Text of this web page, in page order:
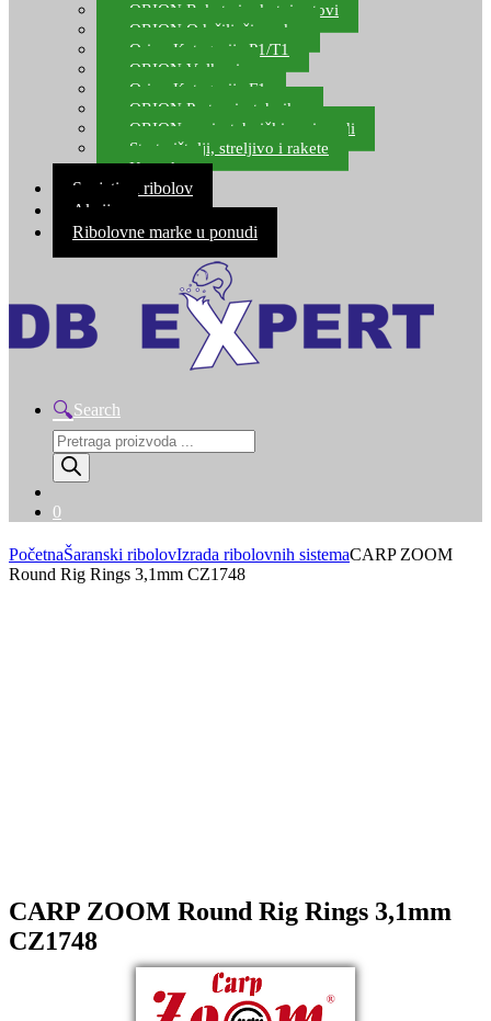
ORION Rakete i raketni setovi
ORION Odašiljači zvuka
Orion Kategorija P1/T1
ORION Vulkani
Orion Kategorija F1
ORION Party pirotehnika
ORION nepirotehnički proizvodi
Start pištolji, streljivo i rakete
Kontakt
Savjeti za ribolov
Akcija
Ribolovne marke u ponudi
Search
Products
search
0
PočetnaŠaranski ribolovIzrada ribolovnih sistemaCARP ZOOM
Round Rig Rings 3,1mm CZ1748
CARP ZOOM Round Rig Rings 3,1mm
CZ1748